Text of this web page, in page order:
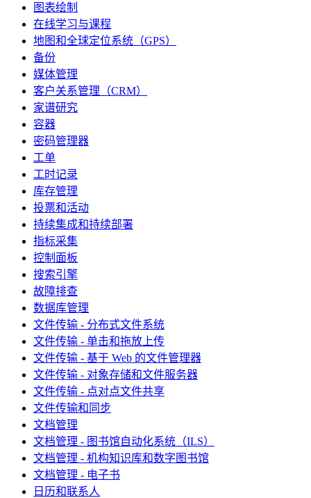
图表绘制
在线学习与课程
地图和全球定位系统（GPS）
备份
媒体管理
客户关系管理（CRM）
家谱研究
容器
密码管理器
工单
工时记录
库存管理
投票和活动
持续集成和持续部署
指标采集
控制面板
搜索引擎
故障排查
数据库管理
文件传输 - 分布式文件系统
文件传输 - 单击和拖放上传
文件传输 - 基于 Web 的文件管理器
文件传输 - 对象存储和文件服务器
文件传输 - 点对点文件共享
文件传输和同步
文档管理
文档管理 - 图书馆自动化系统（ILS）
文档管理 - 机构知识库和数字图书馆
文档管理 - 电子书
日历和联系人